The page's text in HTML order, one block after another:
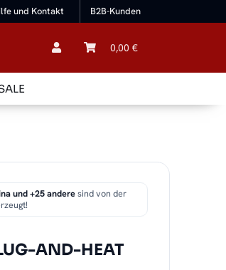
und Kontakt B2B-Kunden
0,00 €
und +25 anderesind von der
AND-HEAT